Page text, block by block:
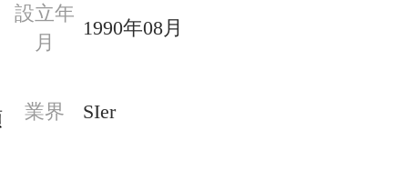
設立年
月
1990年08月
業界 SIer